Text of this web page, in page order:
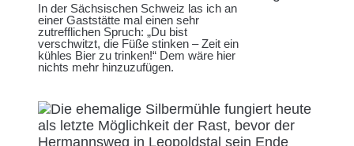
In der Sächsischen Schweiz las ich an
einer Gaststätte mal einen sehr
zutrefflichen Spruch: „Du bist
verschwitzt, die Füße stinken – Zeit ein
kühles Bier zu trinken!“ Dem wäre hier
nichts mehr hinzuzufügen.